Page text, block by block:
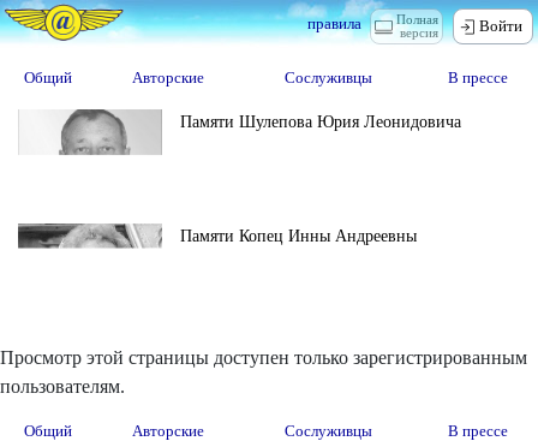
Полная
версия
правила Войти
Общий Авторские Сослуживцы В прессе
Памяти Шулепова Юрия Леонидовича
Памяти Копец Инны Андреевны
Просмотр этой страницы доступен только зарегистрированным
пользователям.
Общий Авторские Сослуживцы В прессе